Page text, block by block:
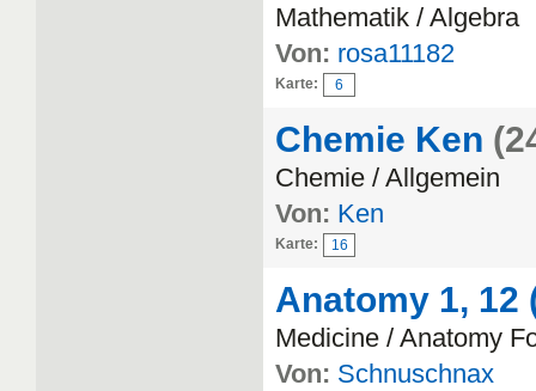
Mathematik / Algebra
Von: rosa11182
Karte: 6
Chemie Ken
Chemie / Allgemein
Von: Ken
Karte: 16
Anatomy 1, 12
Medicine / Anatomy
Von: Schnuschnax